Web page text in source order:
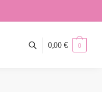
0,00€ 0